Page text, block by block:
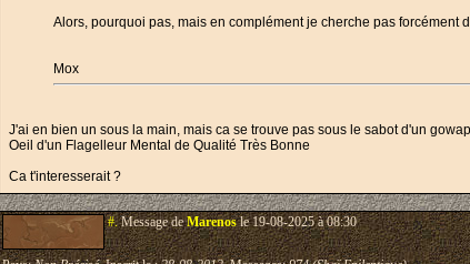
Alors, pourquoi pas, mais en complément je cherche pas forcément
Mox
J'ai en bien un sous la main, mais ca se trouve pas sous le sabot d'un gowap
Oeil d'un Flagelleur Mental de Qualité Très Bonne
Ca t'interesserait ?
#.Message deMarenosle 19-08-2025 à 08:30